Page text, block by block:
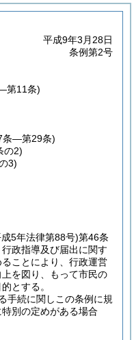
平成9年3月28日
条例第2号
第11条)
条―第29条)
の2)
3)
5年法律第88号)第46条
政指導及び届出に関す
ことにより、行政運営
を図り、もって市民の
とする。
手続に関しこの条例に規
別の定めがある場合